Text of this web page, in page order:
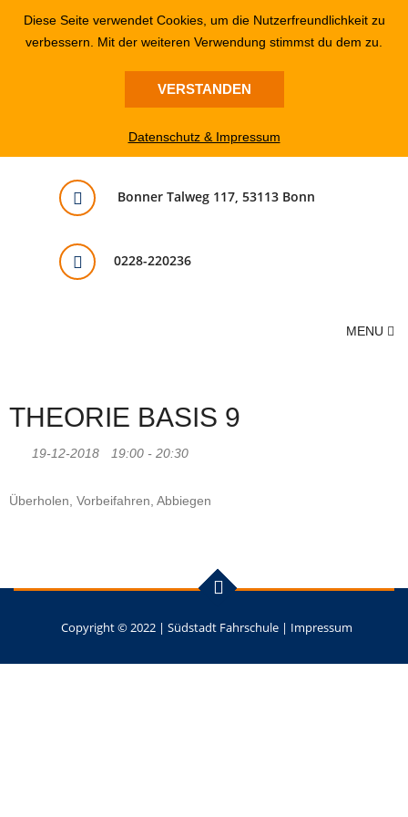
Bonner Talweg 117, 53113 Bonn
0228-220236
MENU
THEORIE BASIS 9
19-12-2018 19:00 - 20:30
Überholen, Vorbeifahren, Abbiegen
Copyright © 2022 | Südstadt Fahrschule | Impressum
Diese Seite verwendet Cookies, um die Nutzerfreundlichkeit zu
verbessern. Mit der weiteren Verwendung stimmst du dem zu.
VERSTANDEN
Datenschutz & Impressum